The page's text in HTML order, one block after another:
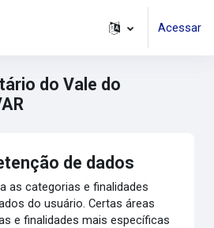
Acessar
do Vale do
de dados
as categorias e finalidades
do usuário. Certas áreas
e finalidades mais específicas